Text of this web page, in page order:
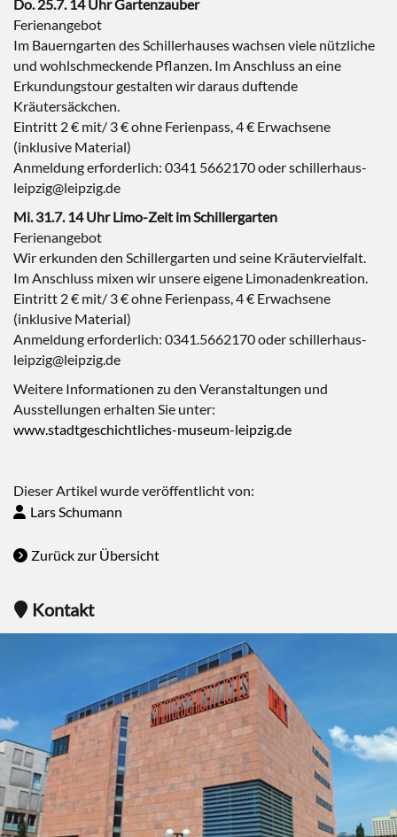
Do. 25.7. 14 Uhr Gartenzauber
Ferienangebot
Im Bauerngarten des Schillerhauses wachsen viele nützliche
und wohlschmeckende Pflanzen. Im Anschluss an eine
Erkundungstour gestalten wir daraus duftende
Kräutersäckchen.
Eintritt 2 € mit/ 3 € ohne Ferienpass, 4 € Erwachsene
(inklusive Material)
Anmeldung erforderlich: 0341 5662170 oder schillerhaus-
leipzig@leipzig.de
Mi. 31.7. 14 Uhr Limo-Zeit im Schillergarten
Ferienangebot
Wir erkunden den Schillergarten und seine Kräutervielfalt.
Im Anschluss mixen wir unsere eigene Limonadenkreation.
Eintritt 2 € mit/ 3 € ohne Ferienpass, 4 € Erwachsene
(inklusive Material)
Anmeldung erforderlich: 0341.5662170 oder schillerhaus-
leipzig@leipzig.de
Weitere Informationen zu den Veranstaltungen und
Ausstellungen erhalten Sie unter:
www.stadtgeschichtliches-museum-leipzig.de
Dieser Artikel wurde veröffentlicht von:
Lars Schumann
Zurück zur Übersicht
Kontakt